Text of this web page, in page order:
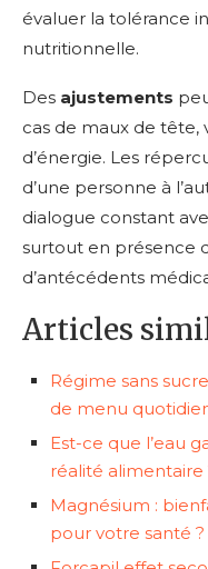
évaluer la tolérance
nutritionnelle.
Des ajustements
cas de maux de tête,
d’énergie. Les
d’une personne à
dialogue constant
surtout en présence
d’antécédents
Articles
Régime sans
de menu
Est-ce que l’eau
réalité alimentaire
Magnésium :
pour votre santé ?